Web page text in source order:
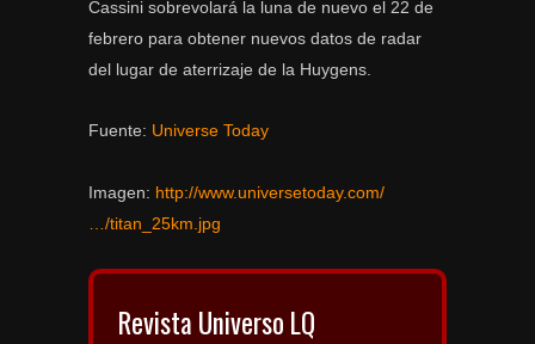
Cassini sobrevolará la luna de nuevo el 22 de
febrero para obtener nuevos datos de radar
del lugar de aterrizaje de la Huygens.
Fuente: Universe Today
Imagen: http://www.universetoday.com/
…/titan_25km.jpg
Revista Universo LQ